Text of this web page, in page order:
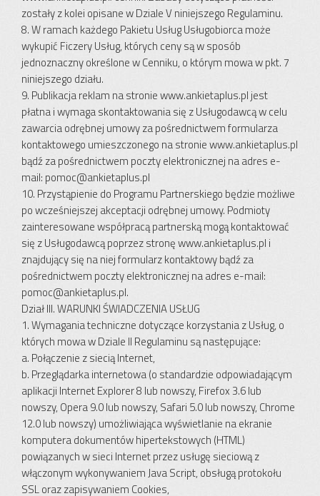
zostały z kolei opisane w Dziale V niniejszego Regulaminu.
8. W ramach każdego Pakietu Usług Usługobiorca może
wykupić Ficzery Usług, których ceny są w sposób
jednoznaczny określone w Cenniku, o którym mowa w pkt. 7
niniejszego działu.
9. Publikacja reklam na stronie www.ankietaplus.pl jest
płatna i wymaga skontaktowania się z Usługodawcą w celu
zawarcia odrębnej umowy za pośrednictwem formularza
kontaktowego umieszczonego na stronie www.ankietaplus.pl
bądź za pośrednictwem poczty elektronicznej na adres e-
mail: pomoc@ankietaplus.pl
10. Przystąpienie do Programu Partnerskiego będzie możliwe
po wcześniejszej akceptacji odrębnej umowy. Podmioty
zainteresowane współpracą partnerską mogą kontaktować
się z Usługodawcą poprzez stronę www.ankietaplus.pl i
znajdujący się na niej formularz kontaktowy bądź za
pośrednictwem poczty elektronicznej na adres e-mail:
pomoc@ankietaplus.pl.
Dział III. WARUNKI ŚWIADCZENIA USŁUG
1. Wymagania techniczne dotyczące korzystania z Usług, o
których mowa w Dziale II Regulaminu są następujące:
a. Połączenie z siecią Internet,
b. Przeglądarka internetowa (o standardzie odpowiadającym
aplikacji Internet Explorer 8 lub nowszy, Firefox 3.6 lub
nowszy, Opera 9.0 lub nowszy, Safari 5.0 lub nowszy, Chrome
12.0 lub nowszy) umożliwiająca wyświetlanie na ekranie
komputera dokumentów hipertekstowych (HTML)
powiązanych w sieci Internet przez usługę sieciową z
włączonym wykonywaniem Java Script, obsługą protokołu
SSL oraz zapisywaniem Cookies,